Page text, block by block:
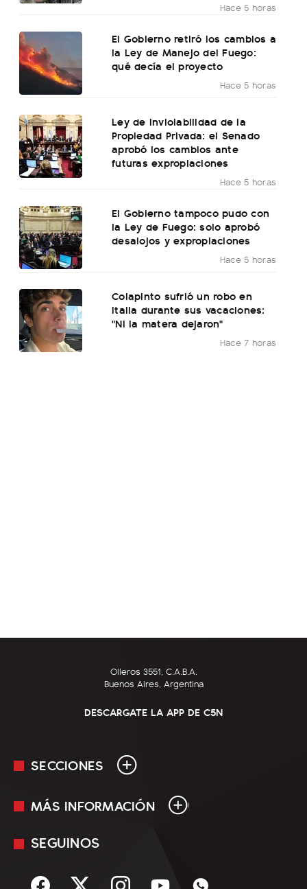
Hace 5 horas
El Gobierno retiró los cambios a
la Ley de Manejo del Fuego:
qué decía el proyecto
Hace 5 horas
Ley de Inviolabilidad de la
Propiedad Privada: el Senado
aprobó los cambios ante
futuras expropiaciones
Hace 5 horas
El Gobierno tampoco pudo con
la Ley de Fuego: solo aprobó
desalojos y expropiaciones
Hace 5 horas
Colapinto sufrió un robo en
Italia durante sus vacaciones:
"Ni la matera dejaron"
Hace 7 horas
Olleros 3551, C.A.B.A.
Buenos Aires, Argentina
DESCARGATE LA APP DE C5N
SECCIONES
En Vivo
Sociedad
MÁS INFORMACIÓN
Mediakit
Términos y condiciones
SEGUINOS